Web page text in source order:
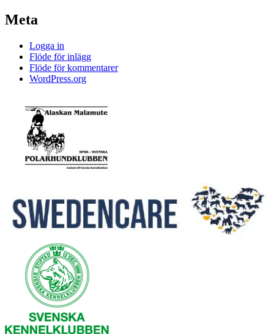
Meta
Logga in
Flöde för inlägg
Flöde för kommentarer
WordPress.org